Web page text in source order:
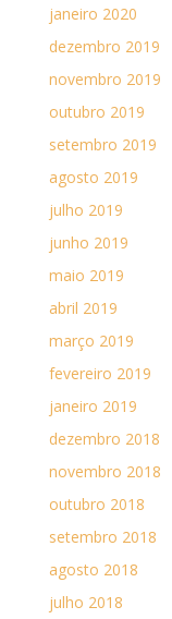
janeiro 2020
dezembro 2019
novembro 2019
outubro 2019
setembro 2019
agosto 2019
julho 2019
junho 2019
maio 2019
abril 2019
março 2019
fevereiro 2019
janeiro 2019
dezembro 2018
novembro 2018
outubro 2018
setembro 2018
agosto 2018
julho 2018